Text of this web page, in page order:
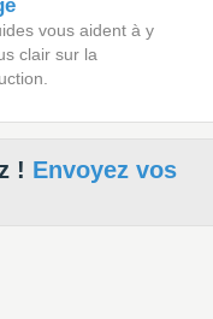
vous aident à y
clair sur la
! Envoyez vos